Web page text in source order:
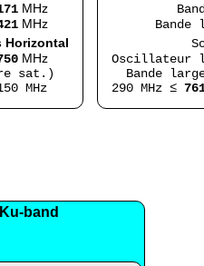
MHz
MHz
Horizontal
MHz
sat.)
MHz
Bande
Bande
Oscillateur
Bande
290 MHz ≤
band